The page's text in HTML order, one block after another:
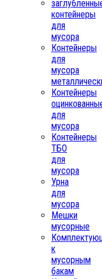
контейнеры
для
мусора
Контейнеры
для
мусора
Контейнеры
для
мусора
Контейнеры
ТБО
для
мусора
Урна
для
мусора
Мешки
мусорные
к
мусорным
бакам